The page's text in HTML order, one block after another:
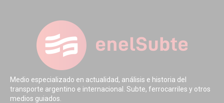
Medio especializado en actualidad, análisis e historia del
transporte argentino e internacional. Subte, ferrocarriles y otros
medios guiados.